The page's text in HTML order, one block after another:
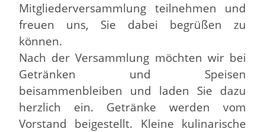
Mitgliederversammlung teilnehmen und
freuen uns, Sie dabei begrüßen zu
können.
Nach der Versammlung möchten wir bei
Getränken und Speisen
beisammenbleiben und laden Sie dazu
herzlich ein. Getränke werden vom
Vorstand beigestellt. Kleine kulinarische